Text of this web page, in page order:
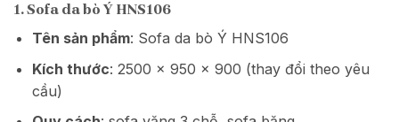
1. Sofa da bò Ý HNS106
Tên sản phẩm: Sofa da bò Ý HNS106
Kích thước: 2500 x 950 x 900 (thay đổi theo yêu
cầu)